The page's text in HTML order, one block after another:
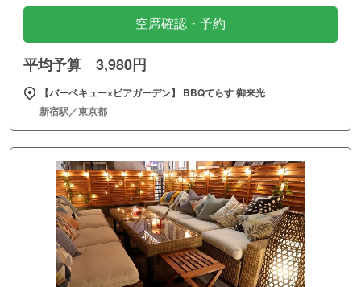
空席確認・予約
平均予算 3,980円
【バーベキュー×ビアガーデン】 BBQてらす 御来光
新宿駅／東京都